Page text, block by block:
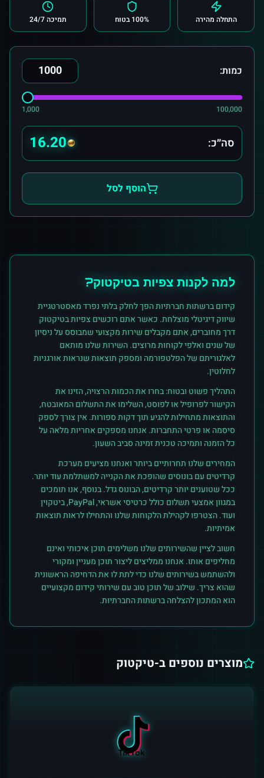
התחלה מהירה 100% בטוח תמיכה 24/7
כמות:
1,000 100,000
סה״כ: 16.20
הוסף לסל
למה לקנות צפיות בטיקטוק?
קידום ברשתות חברתיות הפך לחלק בלתי נפרד מאסטרטגיית
שיווק דיגיטלי מוצלחת. כאשר אתם רוכשים צפיותבטיקטוק
דרך מחוברים, אתם מקבלים שירות מקצועי שמבוסס על ניסיון
של שנים ואלפי לקוחות מרוצים. השירות שלנו מותאם
לאלגוריתם של הפלטפורמה ומספק תוצאות שנראות אורגניות
לחלוטין.
התהליך פשוט ובטוח: בחרו את הכמות הרצויה, הזינו את
הקישור לפרופיל או לפוסט, השלימו את התשלום המאובטח,
והתוצאות מתחילות להגיע תוך דקות ספורות. אין צורך לספק
סיסמה או פרטי התחברות. אנחנו מספקים אחריות מלאה על
כל הזמנה ותמיכה טכנית זמינה סביב השעון.
המחירים שלנו תחרותיים ביותר ואנחנו מציעים מערכת
קרדיטים עם בונוסים שהופכת את הקנייה למשתלמת עוד יותר.
ככל שטוענים יותר קרדיטים, הבונוס גדל. בנוסף, אנו תומכים
במגוון אמצעי תשלום כולל כרטיסי אשראי, PayPal, ביטקוין
ועוד. הצטרפו לקהילת הלקוחות שלנו והתחילו לראות תוצאות
אמיתיות.
חשוב לציין שהשירותים שלנו משלימים תוכן איכותי ואינם
מחליפים אותו. אנחנו ממליצים ליצור תוכן מעניין ומקורי
ולהשתמש בשירותים שלנו כדי לתת לו את הדחיפה הראשונית
שהוא צריך. שילוב של תוכן טוב עם שירותי קידום מקצועיים
הוא המתכון להצלחה ברשתות החברתיות.
מוצרים נוספים ב-טיקטוק